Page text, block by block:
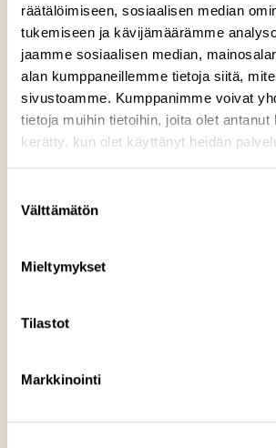
räätälöimiseen, sosiaalisen median
tukemiseen ja kävijämäärämme
jaamme sosiaalisen median,
alan kumppaneillemme tietoja siitä,
sivustoamme. Kumppanimme voivat
tietoja muihin tietoihin, joita olet antanut
kerätty, kun olet käyttänyt heidän
valinta
Välttämätön
Mieltymykset
Tilastot
Markkinointi
Ainesosat
Ravintosisältö
Kuumennusohje
Säilytysohje